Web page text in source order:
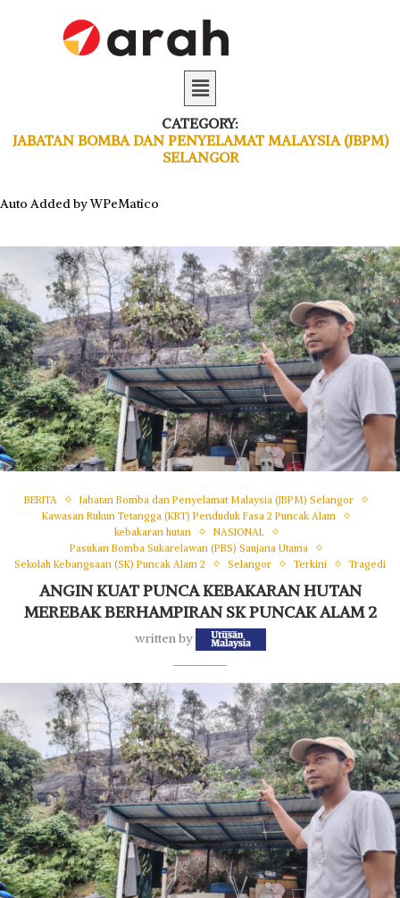
CATEGORY:
JABATAN BOMBA DAN PENYELAMAT MALAYSIA (JBPM)
SELANGOR
Auto Added by WPeMatico
BERITA
Jabatan Bomba dan Penyelamat Malaysia (JBPM) Selangor
Kawasan Rukun Tetangga (KRT) Penduduk Fasa 2 Puncak Alam
kebakaran hutan
NASIONAL
Pasukan Bomba Sukarelawan (PBS) Saujana Utama
Sekolah Kebangsaan (SK) Puncak Alam 2
Selangor Terkini Tragedi
ANGIN KUAT PUNCA KEBAKARAN HUTAN
MEREBAK BERHAMPIRAN SK PUNCAK ALAM 2
written by